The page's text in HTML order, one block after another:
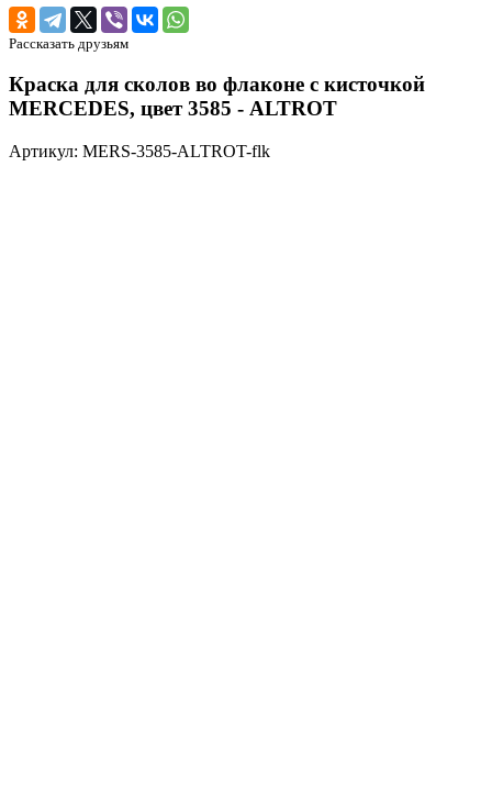
Рассказать друзьям
Краска для сколов во флаконе с кисточкой
MERCEDES, цвет 3585 - ALTROT
Артикул: MERS-3585-ALTROT-flk